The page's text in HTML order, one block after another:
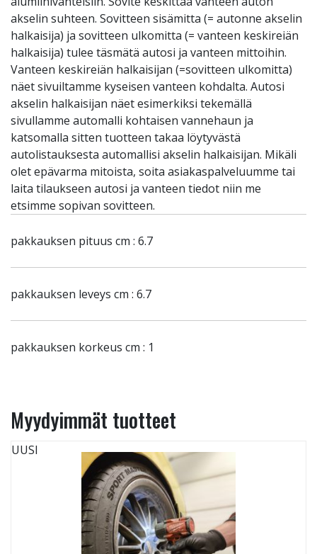
akselin suhteen. Sovitteen sisämitta (= autonne akselin
halkaisija) ja sovitteen ulkomitta (= vanteen keskireiän
halkaisija) tulee täsmätä autosi ja vanteen mittoihin.
Vanteen keskireiän halkaisijan (=sovitteen ulkomitta)
näet sivuiltamme kyseisen vanteen kohdalta. Autosi
akselin halkaisijan näet esimerkiksi tekemällä
sivullamme automalli kohtaisen vannehaun ja
katsomalla sitten tuotteen takaa löytyvästä
autolistauksesta automallisi akselin halkaisijan. Mikäli
olet epävarma mitoista, soita asiakaspalveluumme tai
laita tilaukseen autosi ja vanteen tiedot niin me
etsimme sopivan sovitteen.
pakkauksen pituus cm : 6.7
pakkauksen leveys cm : 6.7
pakkauksen korkeus cm : 1
Myydyimmät tuotteet
UUSI